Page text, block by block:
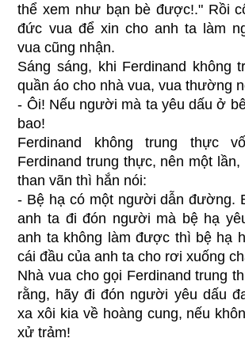
thể xem như bạn bè được!." Rồi
đức vua để xin cho anh ta làm
vua cũng nhận.
Sáng sáng, khi Ferdinand không
quần áo cho nhà vua, vua thường
- Ôi! Nếu người mà ta yêu dấu ở
bao!
Ferdinand không trung thực
Ferdinand trung thực, nên một lần,
than vãn thì hắn nói:
- Bệ hạ có một người dẫn đường.
anh ta đi đón người mà bệ hạ
anh ta không làm được thì bệ hạ
cái đầu của anh ta cho rơi xuống
Nhà vua cho gọi Ferdinand trung
rằng, hãy đi đón người yêu dấu
xa xôi kia về hoàng cung, nếu
xử trảm!